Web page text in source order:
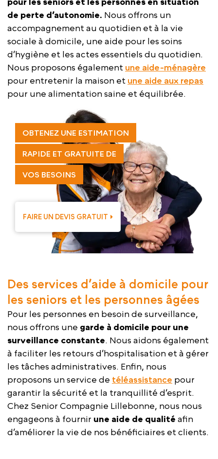
de perte d’autonomie. Nous offrons un
accompagnement au quotidien et à la vie
sociale à domicile, une aide pour les soins
d’hygiène et les actes essentiels du quotidien.
Nous proposons également une aide-ménagère
pour entretenir la maison et une aide aux repas
pour une alimentation saine et équilibrée.
OBTENEZ UNE ESTIMATION
RAPIDE ET GRATUITE DE
VOS BESOINS
FAIRE UN DEVIS GRATUIT
Des services d’aide à domicile pour
les seniors et les personnes âgées
Pour les personnes en besoin de surveillance,
nous offrons une garde à domicile pour une
surveillance constante. Nous aidons également
à faciliter les retours d’hospitalisation et à gérer
les tâches administratives. Enfin, nous
proposons un service de téléassistance pour
garantir la sécurité et la tranquillité d’esprit.
Chez Senior Compagnie Lillebonne, nous nous
engageons à fournir une aide de qualité afin
d’améliorer la vie de nos bénéficiaires et clients.